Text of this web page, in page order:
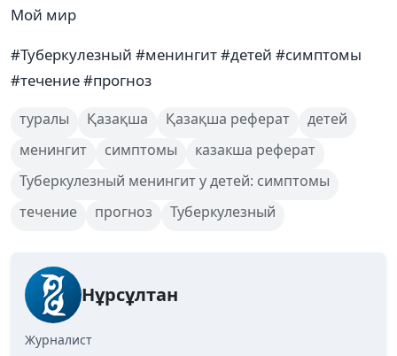
Мой мир
#Туберкулезный #менингит #детей #симптомы
#течение #прогноз
туралы Қазақша Қазақша реферат
детей
менингит
симптомы
казакша реферат
Туберкулезный менингит у детей: симптомы
течение
прогноз Туберкулезный
Нұрсұлтан
Журналист